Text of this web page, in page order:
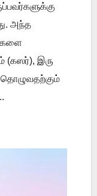
அந்த
(கஸர்), இரு